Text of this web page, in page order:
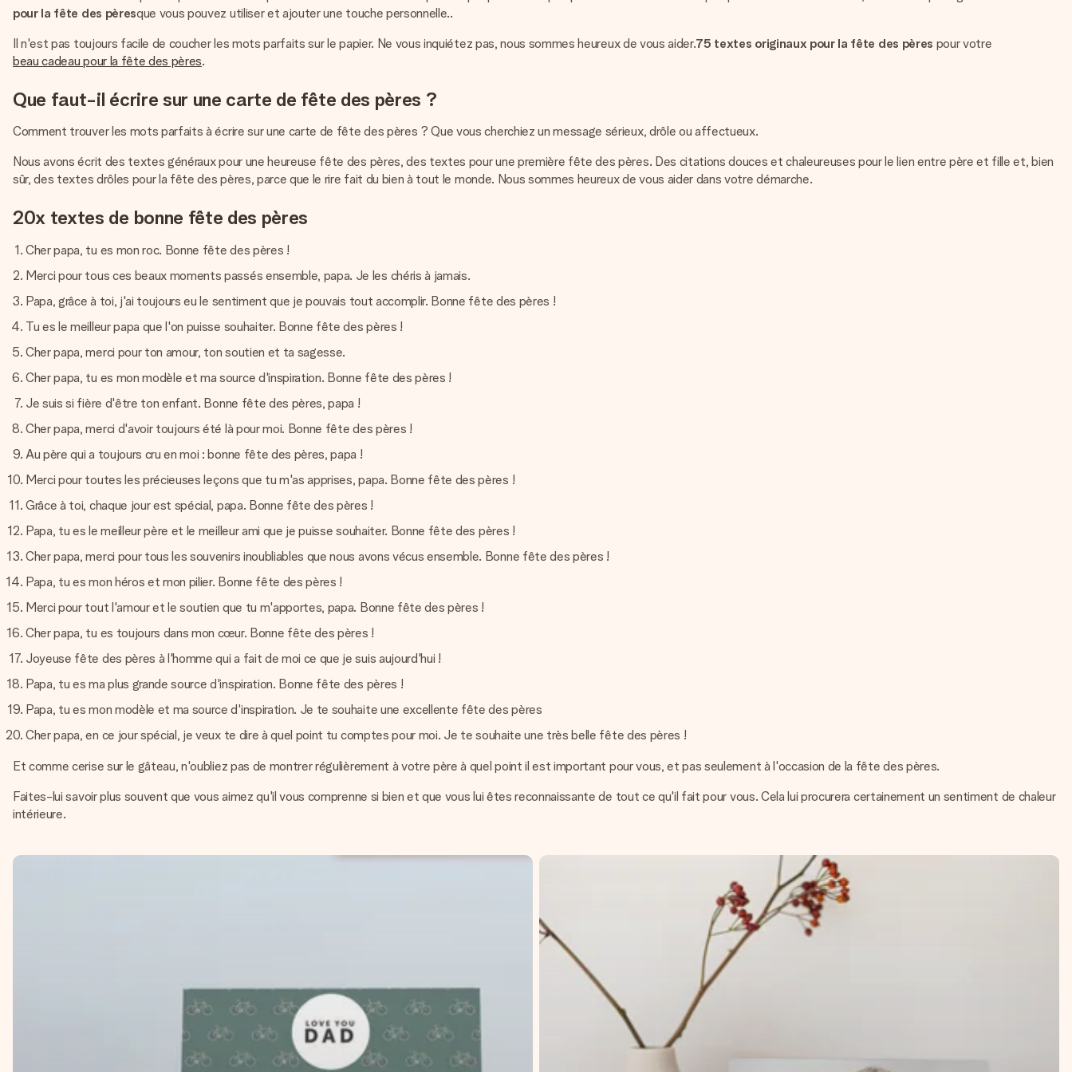
pour la fête des pèresque vous pouvez utiliser et ajouter une touche personnelle..
Il n'est pas toujours facile de coucher les mots parfaits sur le papier. Ne vous inquiétez pas, nous sommes heureux de vous aider.75 textes originaux pour la fête des pères pour votre
beau cadeau pour la fête des pères.
Que faut-il écrire sur une carte de fête des pères ?
Comment trouver les mots parfaits à écrire sur une carte de fête des pères ? Que vous cherchiez un message sérieux, drôle ou affectueux.
Nous avons écrit des textes généraux pour une heureuse fête des pères, des textes pour une première fête des pères. Des citations douces et chaleureuses pour le lien entre père et fille et, bien
sûr, des textes drôles pour la fête des pères, parce que le rire fait du bien à tout le monde. Nous sommes heureux de vous aider dans votre démarche.
20x textes de bonne fête des pères
Cher papa, tu es mon roc. Bonne fête des pères !
Merci pour tous ces beaux moments passés ensemble, papa. Je les chéris à jamais.
Papa, grâce à toi, j'ai toujours eu le sentiment que je pouvais tout accomplir. Bonne fête des pères !
Tu es le meilleur papa que l'on puisse souhaiter. Bonne fête des pères !
Cher papa, merci pour ton amour, ton soutien et ta sagesse.
Cher papa, tu es mon modèle et ma source d'inspiration. Bonne fête des pères !
Je suis si fière d'être ton enfant. Bonne fête des pères, papa !
Cher papa, merci d'avoir toujours été là pour moi. Bonne fête des pères !
Au père qui a toujours cru en moi : bonne fête des pères, papa !
Merci pour toutes les précieuses leçons que tu m'as apprises, papa. Bonne fête des pères !
Grâce à toi, chaque jour est spécial, papa. Bonne fête des pères !
Papa, tu es le meilleur père et le meilleur ami que je puisse souhaiter. Bonne fête des pères !
Cher papa, merci pour tous les souvenirs inoubliables que nous avons vécus ensemble. Bonne fête des pères !
Papa, tu es mon héros et mon pilier. Bonne fête des pères !
Merci pour tout l'amour et le soutien que tu m'apportes, papa. Bonne fête des pères !
Cher papa, tu es toujours dans mon cœur. Bonne fête des pères !
Joyeuse fête des pères à l'homme qui a fait de moi ce que je suis aujourd'hui !
Papa, tu es ma plus grande source d'inspiration. Bonne fête des pères !
Papa, tu es mon modèle et ma source d'inspiration. Je te souhaite une excellente fête des pères
Cher papa, en ce jour spécial, je veux te dire à quel point tu comptes pour moi. Je te souhaite une très belle fête des pères !
Et comme cerise sur le gâteau, n'oubliez pas de montrer régulièrement à votre père à quel point il est important pour vous, et pas seulement à l'occasion de la fête des pères.
Faites-lui savoir plus souvent que vous aimez qu'il vous comprenne si bien et que vous lui êtes reconnaissante de tout ce qu'il fait pour vous. Cela lui procurera certainement un sentiment de chaleur
intérieure.